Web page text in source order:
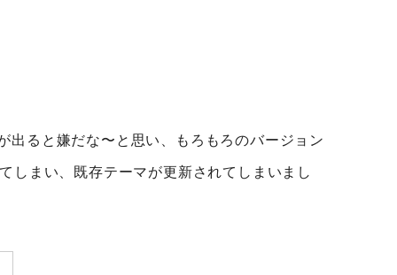
ると嫌だな〜と思い、もろもろのバージョン
しまい、既存テーマが更新されてしまいまし